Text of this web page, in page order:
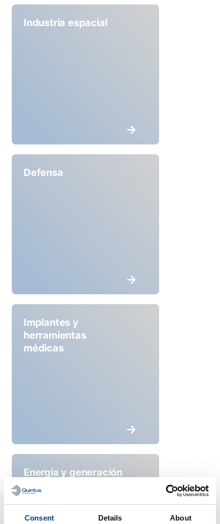
Consent Details About
Industria espacial
Defensa
Implantes y
herramientas
médicas
Energía y generación
eléctrica